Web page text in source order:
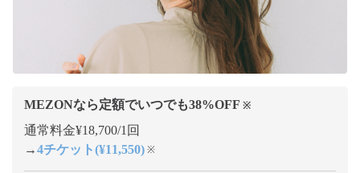
MEZONなら定額でいつでも38%OFF ※
通常料金¥18,700/1回
→4チケット(¥11,550) ※